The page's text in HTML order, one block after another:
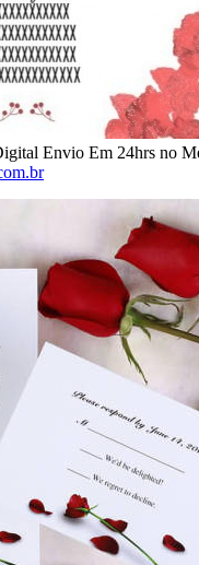
Envio Em 24hrs no